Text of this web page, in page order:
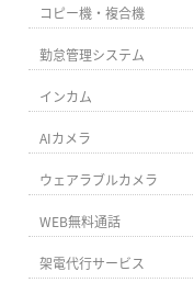
コピー機・複合機
勤怠管理システム
インカム
AIカメラ
ウェアラブルカメラ
WEB無料通話
架電代行サービス